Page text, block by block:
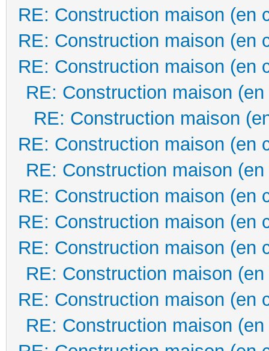
RE: Construction maison (en
RE: Construction maison (en
RE: Construction maison (en
RE: Construction maison
RE: Construction maison
RE: Construction maison (en
RE: Construction maison
RE: Construction maison (en
RE: Construction maison (en
RE: Construction maison (en
RE: Construction maison
RE: Construction maison (en
RE: Construction maison